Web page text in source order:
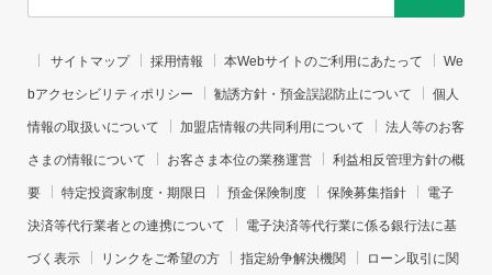
サイトマップ 採用情報 本Webサイトのご利用にあたって We
bアクセシビリティポリシー 勧誘方針・預金誤認防止について 個人
情報の取扱いについて 加盟店情報の共同利用について 法人等のお客
さまの情報について お客さま本位の業務運営 利益相反管理方針の概
要 特定投資家制度・期限日 預金保険制度 保険募集指針 電子
決済等代行業者との連携について 電子決済等代行業に係る銀行法に基
づく表示 リンクをご希望の方 指定紛争解決機関 ローン取引に関